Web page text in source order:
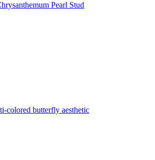
Pearl Stud
colored butterfly aesthetic